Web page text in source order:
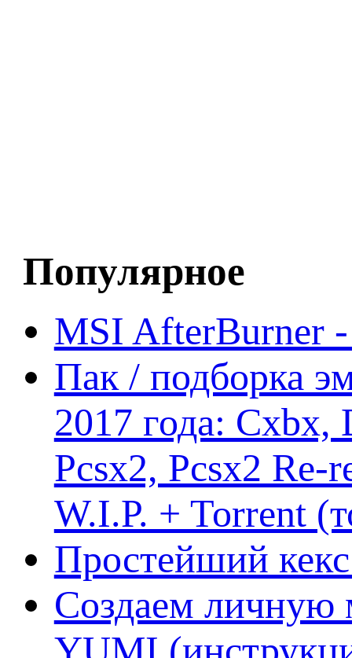
Популярное
MSI AfterBurner
Пак / подборка
2017 года:
Pcsx2, Pcsx2
W.I.P. + Torrent
Простейший кекс
Создаем личную